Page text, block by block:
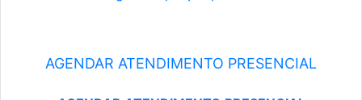
AGENDAR ATENDIMENTO PRESENCIAL